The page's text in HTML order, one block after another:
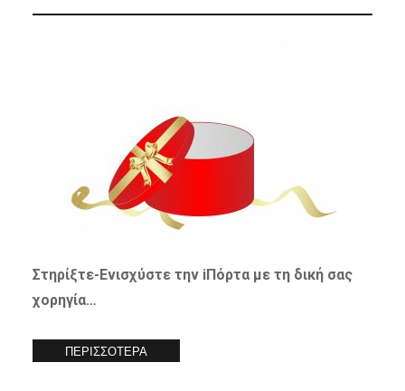
Στηρίξτε-Ενισχύστετην iΠόρτα με τη δική σας
χορηγία…
ΠΕΡΙΣΣΟΤΕΡΑ